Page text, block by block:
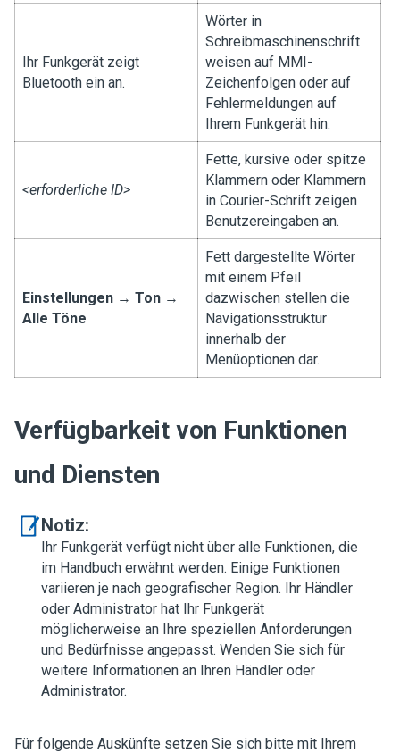
Ihr Funkgerät zeigt
Bluetooth ein an.
Wörter in
Schreibmaschinenschrift
weisen auf MMI-
Zeichenfolgen oder auf
Fehlermeldungen auf
Ihrem Funkgerät hin.
<erforderliche ID>
Fette, kursive oder spitze
Klammern oder Klammern
in Courier-Schrift zeigen
Benutzereingaben an.
Einstellungen → Ton →
Alle Töne
Fett dargestellte Wörter
mit einem Pfeil
dazwischen stellen die
Navigationsstruktur
innerhalb der
Menüoptionen dar.
Verfügbarkeit von Funktionen
und Diensten
Notiz:
Ihr Funkgerät verfügt nicht über alle Funktionen, die
im Handbuch erwähnt werden. Einige Funktionen
variieren je nach geografischer Region. Ihr Händler
oder Administrator hat Ihr Funkgerät
möglicherweise an Ihre speziellen Anforderungen
und Bedürfnisse angepasst. Wenden Sie sich für
weitere Informationen an Ihren Händler oder
Administrator.
Für folgende Auskünfte setzen Sie sich bitte mit Ihrem